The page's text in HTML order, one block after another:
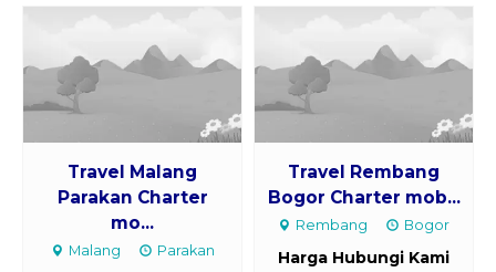
Travel Malang
Parakan Charter
mo...
Malang Parakan
Travel Rembang
Bogor Charter mob...
Rembang Bogor
Harga Hubungi Kami